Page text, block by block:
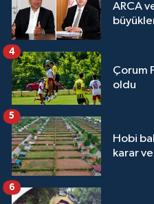
ARCA
Çorum
oldu
4
Hobi
karar
5
6